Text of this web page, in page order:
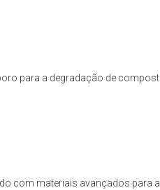
para a degradação de
com materiais avançados para